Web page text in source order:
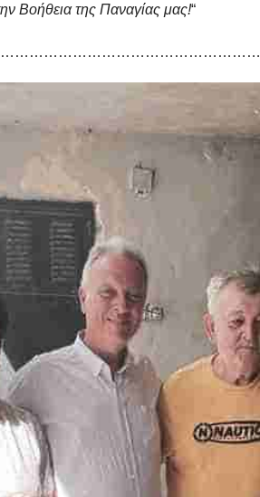
Βοήθεια της Παναγίας μας!“